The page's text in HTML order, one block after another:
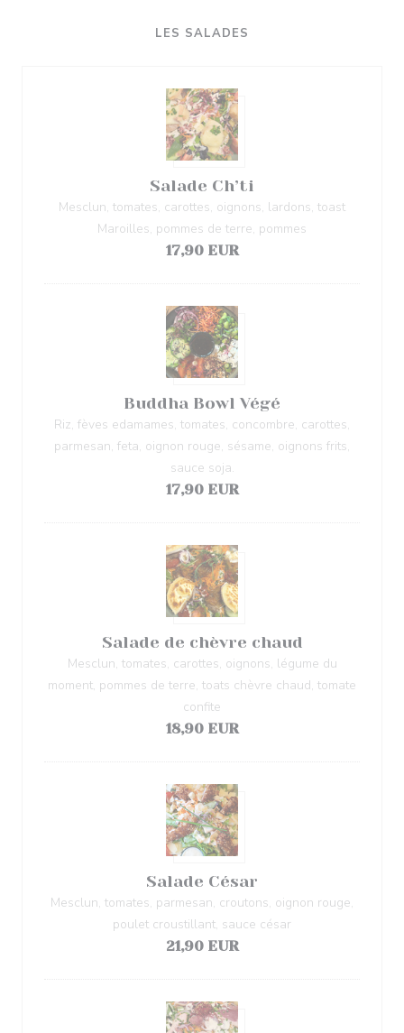
LES SALADES
Salade Ch’ti
Mesclun, tomates, carottes, oignons, lardons, toast
Maroilles, pommes de terre, pommes
17,90 EUR
Buddha Bowl Végé
Riz, fèves edamames, tomates, concombre, carottes,
parmesan, feta, oignon rouge, sésame, oignons frits,
sauce soja.
17,90 EUR
Salade de chèvre chaud
Mesclun, tomates, carottes, oignons, légume du
moment, pommes de terre, toats chèvre chaud, tomate
confite
18,90 EUR
Salade César
Mesclun, tomates, parmesan, croutons, oignon rouge,
poulet croustillant, sauce césar
21,90 EUR